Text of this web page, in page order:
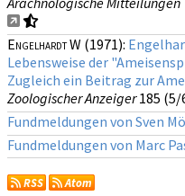
Engelhardt W (1971):
Lebensweise der
Zugleich ein Beitrag zur
Zoologischer Anzeiger 185 (5/
Fundmeldungen von Sven
Fundmeldungen von Marc
RSS Atom